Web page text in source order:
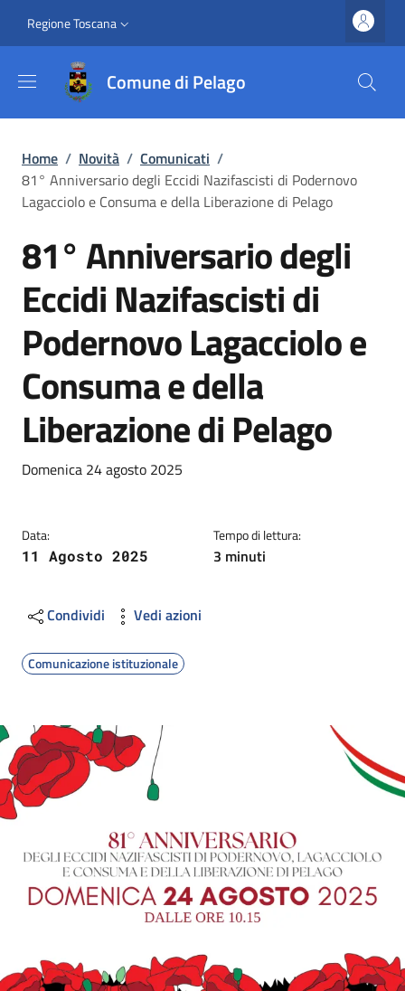
Slim top
Regione Toscana
Comune di Pelago
Briciole di pane
Home / Novità / Comunicati /
81° Anniversario degli Eccidi Nazifascisti di Podernovo
Lagacciolo e Consuma e della Liberazione di Pelago
81° Anniversario degli
Eccidi Nazifascisti di
Podernovo Lagacciolo e
Consuma e della
Liberazione di Pelago
Dettagli
Descrizione breve
Domenica 24 agosto 2025
Data:
11 Agosto 2025
Tempo di lettura:
3 minuti
Condividi Vedi azioni
Comunicazione istituzionale
Image